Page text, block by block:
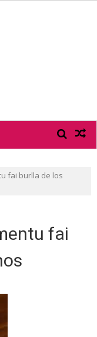
fai burlla de los
fai